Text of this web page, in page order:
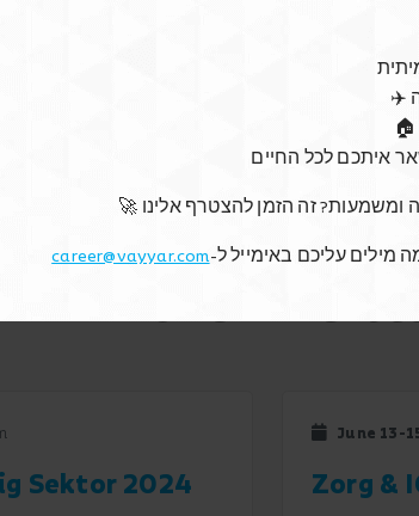
More
Sektor 2024
June 13-
Zorg &
✈️
איתכם לכל החיים
ומשמעות? זה הזמן להצטרף אלינו 🚀
מילים עליכם באימייל ל-career@vayyar.com